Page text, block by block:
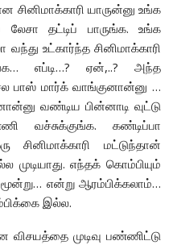
சினிமாக்காரி யாருன்னு உங்க
லேசா தட்டிப் பாருங்க. உங்க
உட்கார்ந்த சினிமாக்காரி
எப்டி…? ஏன்,..? அந்த
பாஸ் மார்க் வாங்குனான்னு …
வண்டிய பின்னாடி வுட்டு
வச்சுக்குங்க. கண்டிப்பா
மட்டுந்தான்
முடியாது. எந்தக் கொம்பியும்
என்று ஆரம்பிக்கலாம்…
இல்ல.
விசயத்தை முடிவு பண்ணிட்டு